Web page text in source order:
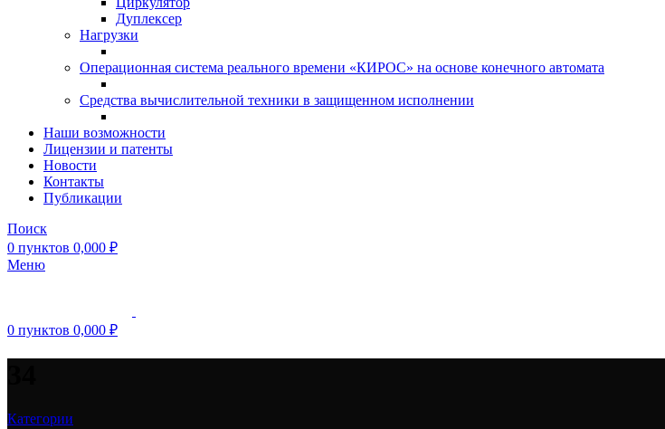
Дуплексер
Нагрузки
Операционная система реального времени «КИРОС» на основе конечного автомата
Средства вычислительной техники в защищенном исполнении
Наши возможности
Лицензии и патенты
Новости
Контакты
Публикации
Поиск
0 пунктов 0,000 ₽
Меню
0 пунктов 0,000 ₽
Категории